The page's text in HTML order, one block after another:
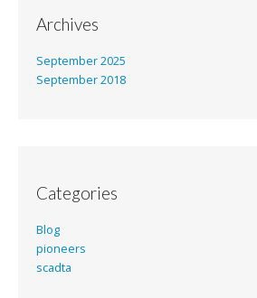
Archives
September 2025
September 2018
Categories
Blog
pioneers
scadta